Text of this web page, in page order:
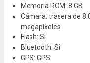
Memoria ROM: 8 GB
Cámara: trasera de
megapíxeles
Flash: Si
Bluetooth: Si
GPS: GPS